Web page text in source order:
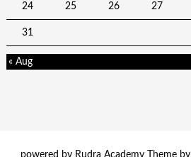
24 25 26 27
31
« Aug
powered by Rudra Academy Theme by